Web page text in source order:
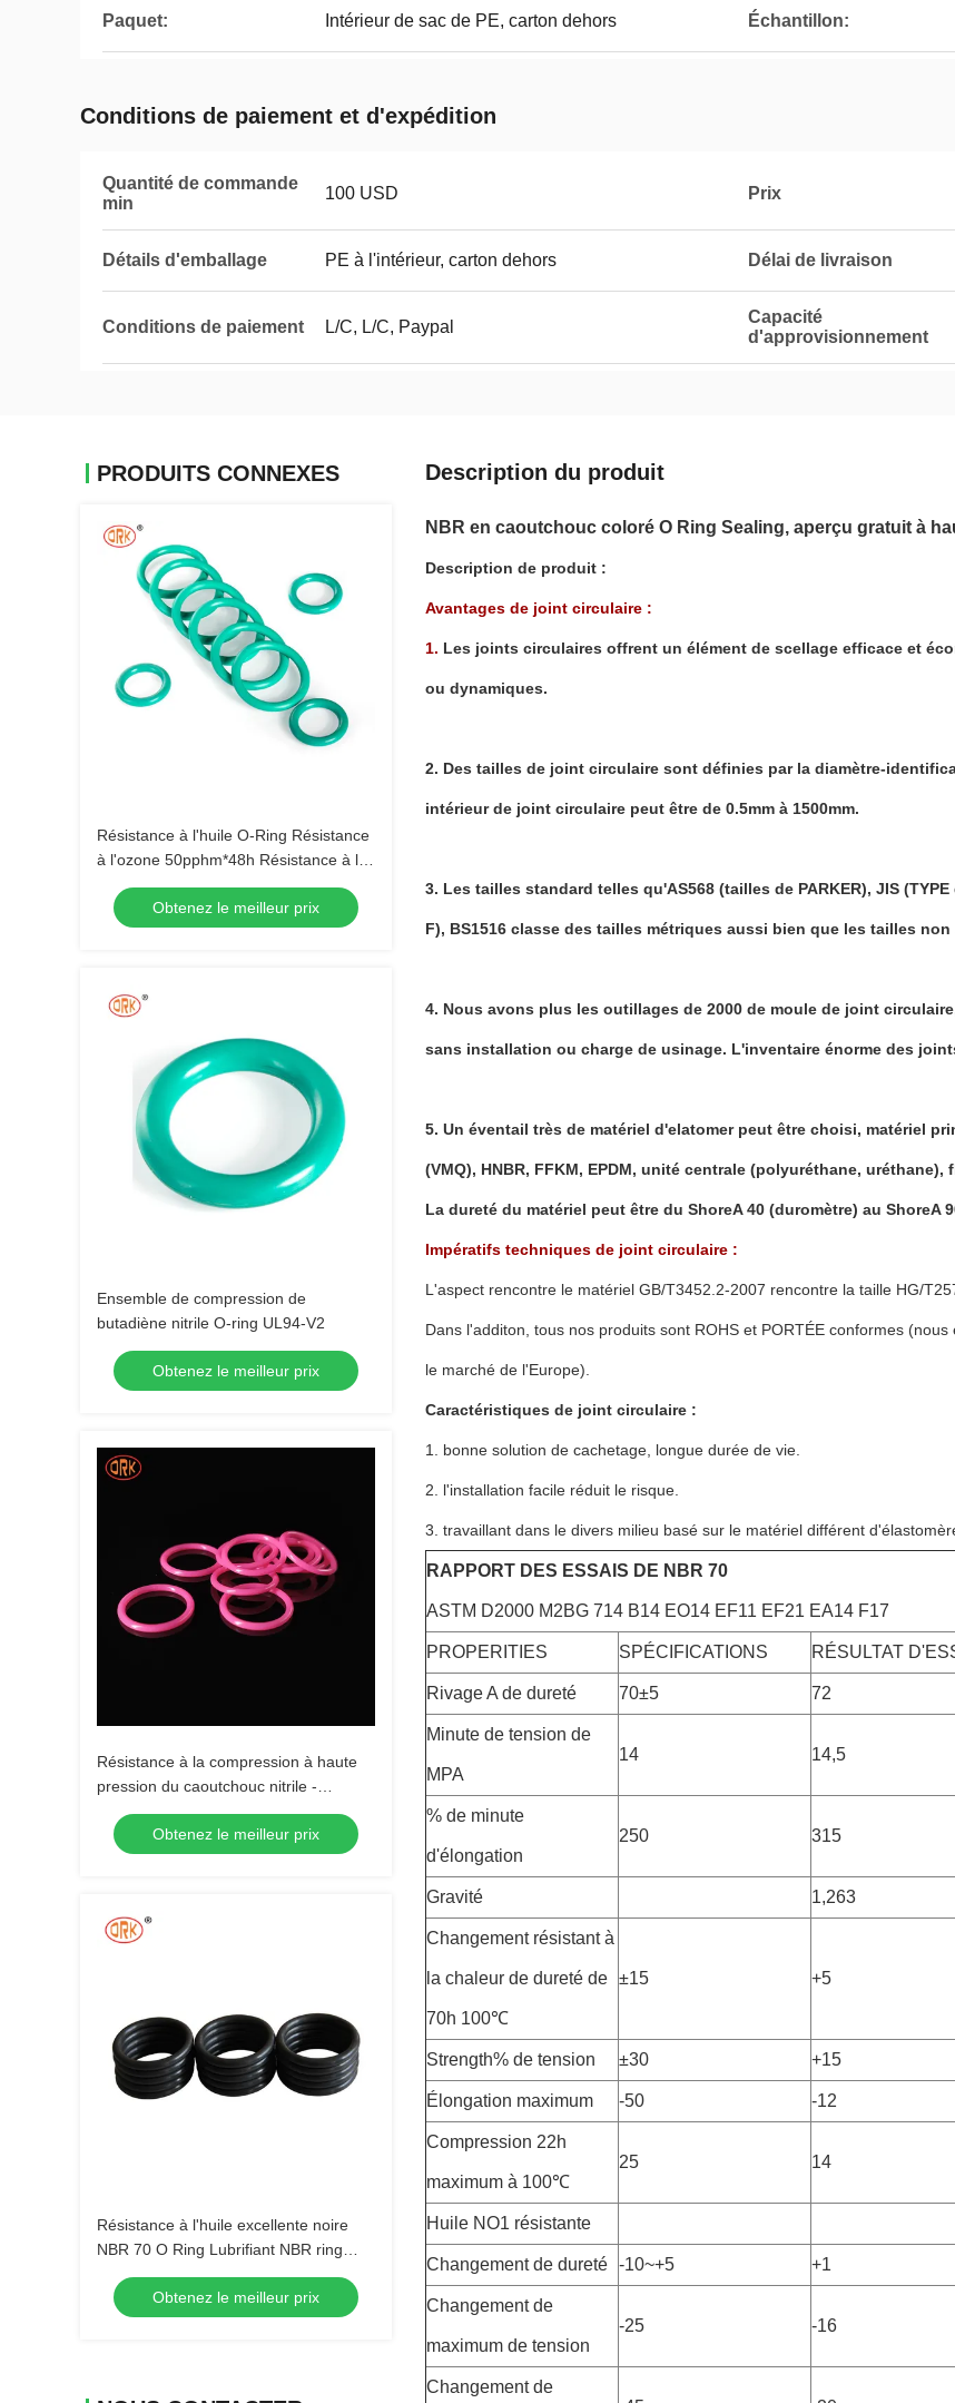
Paquet: Intérieur de sac de PE, carton dehors Échantillon:
Conditions de paiement et d'expédition
Quantité de commande
min
100 USD Prix
Détails d'emballage PE à l'intérieur, carton dehors Délai de livraison
Conditions de paiement L/C, L/C, Paypal
Capacité
d'approvisionnement
PRODUITS CONNEXES
Résistance à l'huile O-Ring Résistance
à l'ozone 50pphm*48h Résistance à la
traction ≥8Mpa
Obtenez le meilleur prix
Ensemble de compression de
butadiène nitrile O-ring UL94-V2
Obtenez le meilleur prix
Résistance à la compression à haute
pression du caoutchouc nitrile -
allongement ≥ 200% Plage de
température -40 ~ 120 °C
Obtenez le meilleur prix
Résistance à l'huile excellente noire
NBR 70 O Ring Lubrifiant NBR ring
pour pompe à eau mécanique
Obtenez le meilleur prix
Description du produit
NBR en caoutchouc coloré O Ring Sealing, aperçu gratuit à
Description de produit :
Avantages de joint circulaire :
1. Les joints circulaires offrent un élément de scellage efficace et
ou dynamiques.
2. Des tailles de joint circulaire sont définies par la diamètre-
intérieur de joint circulaire peut être de 0.5mm à 1500mm.
3. Les tailles standard telles qu'AS568 (tailles de PARKER), JIS (TYPE
F), BS1516 classe des tailles métriques aussi bien que les tailles
4. Nous avons plus les outillages de 2000 de moule de joint
sans installation ou charge de usinage. L'inventaire énorme des
5. Un éventail très de matériel d'elatomer peut être choisi, matériel
(VMQ), HNBR, FFKM, EPDM, unité centrale (polyuréthane,
La dureté du matériel peut être du ShoreA 40 (duromètre) au ShoreA
Impératifs techniques de joint circulaire :
L'aspect rencontre le matériel GB/T3452.2-2007 rencontre la taille HG/
Dans l'additon, tous nos produits sont ROHS et PORTÉE conformes
le marché de l'Europe).
Caractéristiques de joint circulaire :
1. bonne solution de cachetage, longue durée de vie.
2. l'installation facile réduit le risque.
3. travaillant dans le divers milieu basé sur le matériel différent
RAPPORT DES ESSAIS DE NBR 70
ASTM D2000 M2BG 714 B14 EO14 EF11 EF21 EA14 F17
PROPERITIES SPÉCIFICATIONS RÉSULTAT
Rivage A de dureté 70±5 72
Minute de tension de
MPA
14 14,5
% de minute
d'élongation
250 315
Gravité 1,263
Changement résistant à
la chaleur de dureté de
70h 100℃
±15 +5
Strength% de tension ±30 +15
Élongation maximum -50 -12
Compression 22h
maximum à 100℃
25 14
Huile NO1 résistante
Changement de dureté -10~+5 +1
Changement de
maximum de tension
-25 -16
Changement de